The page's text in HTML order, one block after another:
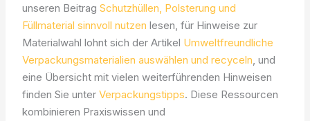
unseren BeitragSchutzhüllen, Polsterung und
Füllmaterial sinnvoll nutzen lesen, für Hinweise zur
Materialwahl lohnt sich der Artikel Umweltfreundliche
Verpackungsmaterialien auswählen und recyceln, und
eine Übersicht mit vielen weiterführenden Hinweisen
finden Sie unterVerpackungstipps. Diese Ressourcen
kombinieren Praxiswissen und